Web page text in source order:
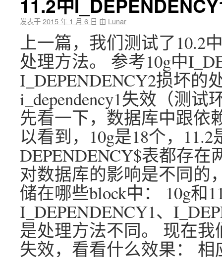
发表于2015 年 1 月 6 日 由 Lunar
上一篇，我们测试了10.2
处理方法。 参考10g中
I_DEPENDENCY2损坏的
i_dependency1失效（测试
先看一下，数据库中跟依
以看到，10g是18个，11.2
DEPENDENCY$表都存
对数据库的影响是不同的
储在哪些block中： 10g和
I_DEPENDENCY1、
是处理方法不同。 现在我
失效，看看什么效果：